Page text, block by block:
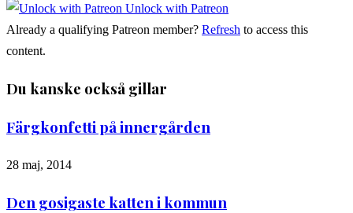
Unlock with Patreon
Already a qualifying Patreon member? Refresh to access this
content.
Du kanske också gillar
Färgkonfetti på innergården
28 maj, 2014
Den gosigaste katten i kommun